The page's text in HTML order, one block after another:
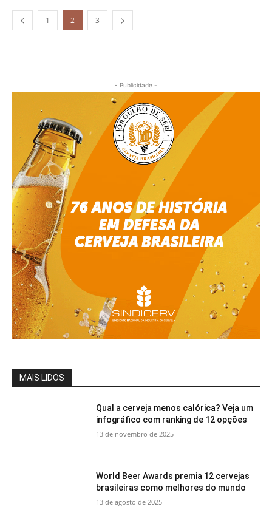
1 2 3
- Publicidade -
MAIS LIDOS
Qual a cerveja menos calórica? Veja um
infográfico com ranking de 12 opções
13 de novembro de 2025
World Beer Awards premia 12 cervejas
brasileiras como melhores do mundo
13 de agosto de 2025